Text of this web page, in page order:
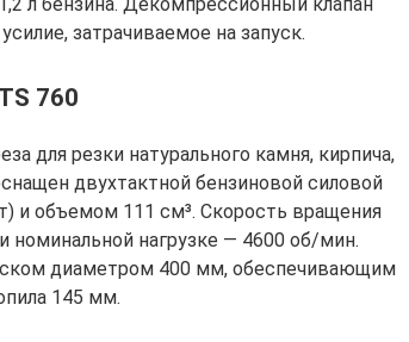
затрачиваемое на запуск.
760
для резки натурального камня, кирпича,
двухтактной бензиновой силовой
и объемом 111 см³. Скорость вращения
номинальной нагрузке — 4600 об/мин.
диаметром 400 мм, обеспечивающим
145 мм.